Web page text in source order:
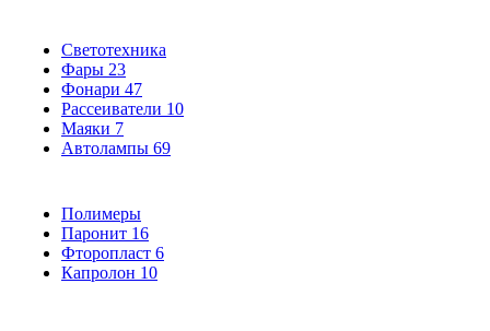
Светотехника
Фары 23
Фонари 47
Рассеиватели 10
Маяки 7
Автолампы 69
Полимеры
Паронит 16
Фторопласт 6
Капролон 10